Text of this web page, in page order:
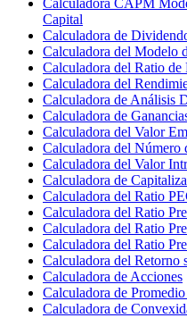
Capital
Calculadora de
Calculadora del Modelo
Calculadora del Ratio de
Calculadora del
Calculadora de Análisis
Calculadora de
Calculadora del Valor
Calculadora del Número
Calculadora del Valor
Calculadora de
Calculadora del Ratio
Calculadora del Ratio
Calculadora del Ratio
Calculadora del Ratio
Calculadora del Retorno
Calculadora de Acciones
Calculadora de
Calculadora de